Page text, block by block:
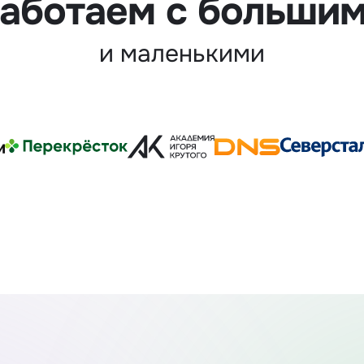
с
и маленькими